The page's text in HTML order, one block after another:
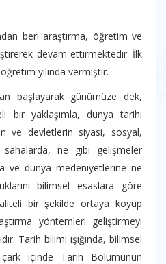
beri araştırma, öğretim ve
devam ettirmektedir. İlk
yılında vermiştir.
başlayarak günümüze dek,
bir yaklaşımla, dünya tarihi
ve devletlerin siyasi, sosyal,
ne gibi gelişmeler
ve dünya medeniyetlerine ne
bilimsel esaslara göre
bir şekilde ortaya koyup
yöntemleri geliştirmeyi
Tarih bilimi ışığında, bilimsel
içinde Tarih Bölümünün